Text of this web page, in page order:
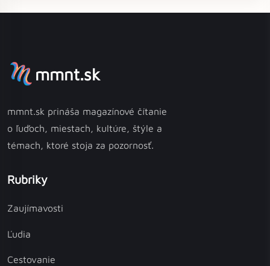
mmnt.sk
mmnt.sk prináša magazínové čítanie
o ľuďoch, miestach, kultúre, štýle a
témach, ktoré stoja za pozornosť.
Rubriky
Zaujímavosti
Ľudia
Cestovanie